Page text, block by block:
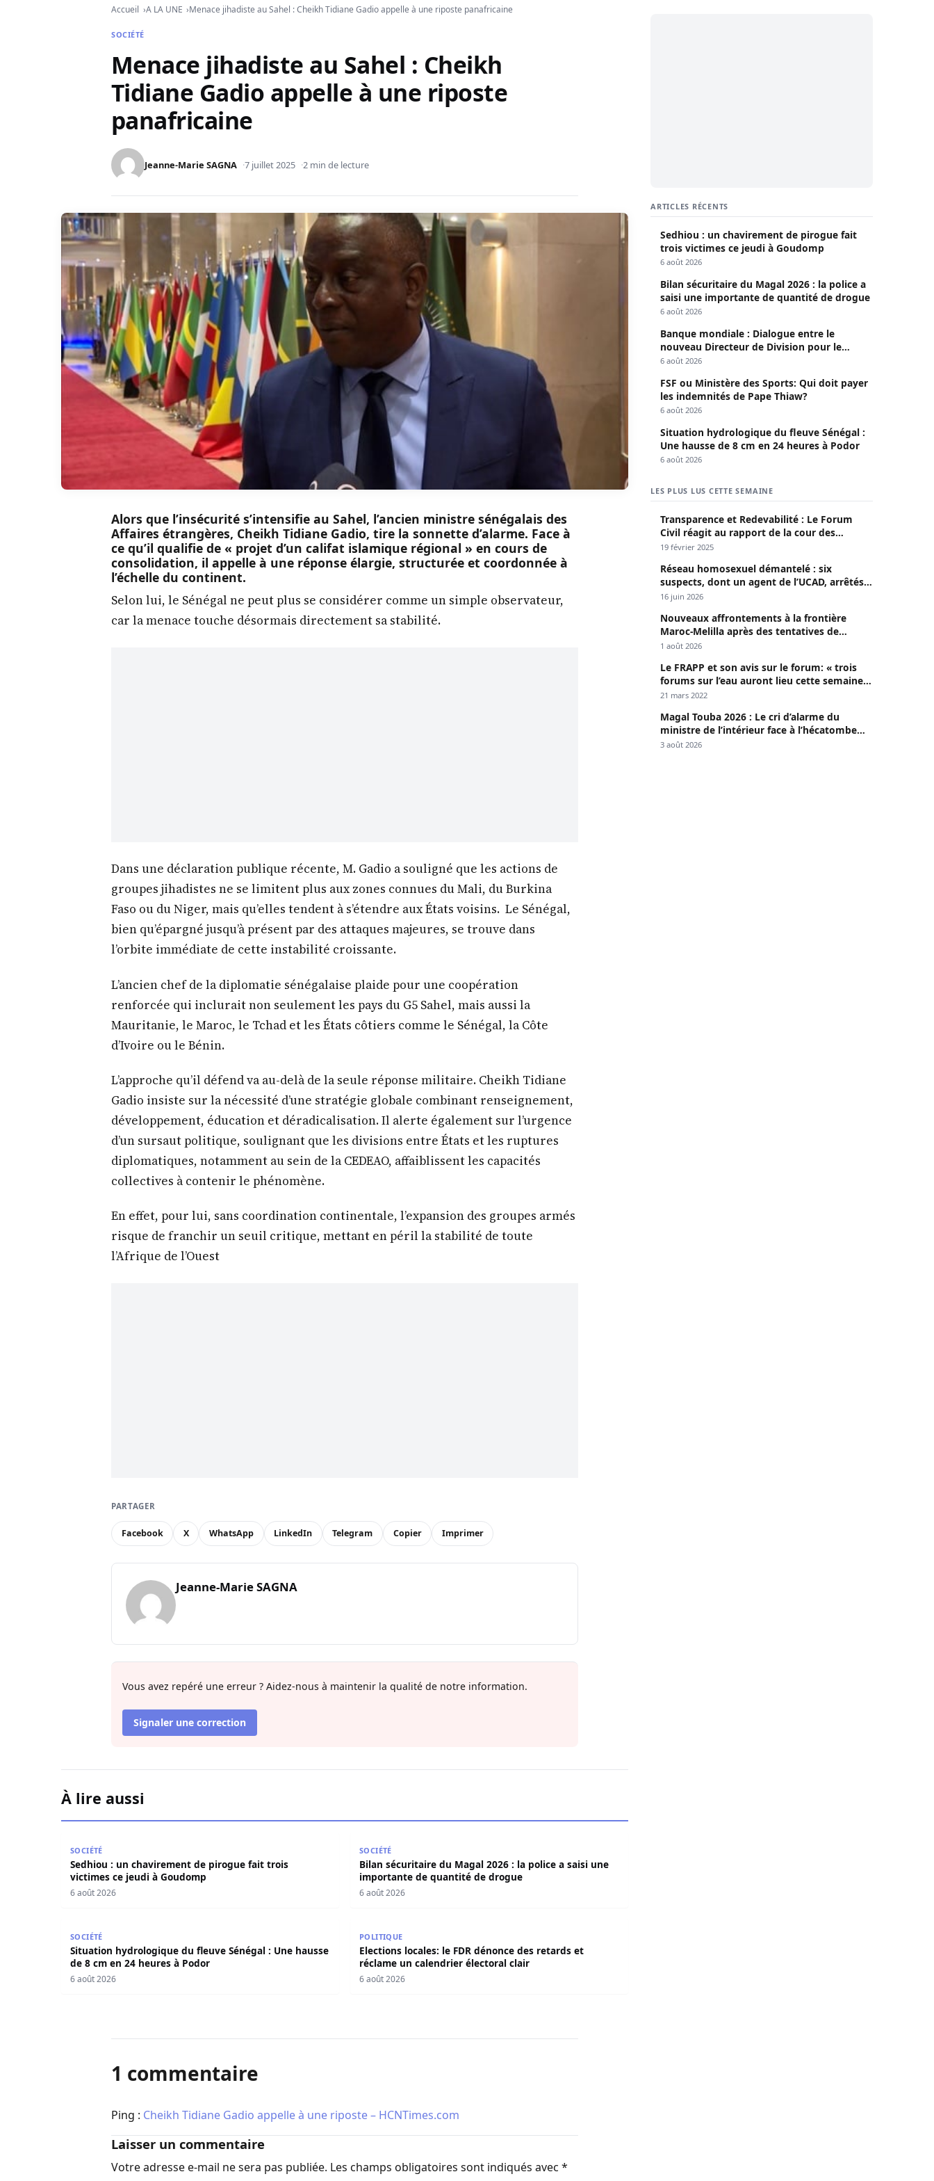
Accueil A LA UNE Menace jihadiste au Sahel : Cheikh Tidiane Gadio appelle à une riposte panafricaine
SOCIÉTÉ
Menace jihadiste au Sahel : Cheikh
Tidiane Gadio appelle à une riposte
panafricaine
Jeanne-Marie SAGNA 7 juillet 2025 2 min de lecture
Alors que l’insécurité s’intensifie au Sahel, l’ancien ministre sénégalais des
Affaires étrangères, Cheikh Tidiane Gadio, tire la sonnette d’alarme. Face à
ce qu’il qualifie de « projet d’un califat islamique régional » en cours de
consolidation, il appelle à une réponse élargie, structurée et coordonnée à
l’échelle du continent.
Selon lui, le Sénégal ne peut plus se considérer comme un simple observateur,
car la menace touche désormais directement sa stabilité.
Dans une déclaration publique récente, M. Gadio a souligné que les actions de
groupes jihadistes ne se limitent plus aux zones connues du Mali, du Burkina
Faso ou du Niger, mais qu’elles tendent à s’étendre aux États voisins. Le Sénégal,
bien qu’épargné jusqu’à présent par des attaques majeures, se trouve dans
l’orbite immédiate de cette instabilité croissante.
L’ancien chef de la diplomatie sénégalaise plaide pour une coopération
renforcée qui inclurait non seulement les pays du G5 Sahel, mais aussi la
Mauritanie, le Maroc, le Tchad et les États côtiers comme le Sénégal, la Côte
d’Ivoire ou le Bénin.
L’approche qu’il défend va au-delà de la seule réponse militaire. Cheikh Tidiane
Gadio insiste sur la nécessité d’une stratégie globale combinant renseignement,
développement, éducation et déradicalisation. Il alerte également sur l’urgence
d’un sursaut politique, soulignant que les divisions entre États et les ruptures
diplomatiques, notamment au sein de la CEDEAO, affaiblissent les capacités
collectives à contenir le phénomène.
En effet, pour lui, sans coordination continentale, l’expansion des groupes armés
risque de franchir un seuil critique, mettant en péril la stabilité de toute
l’Afrique de l’Ouest
PARTAGER
Facebook X WhatsApp LinkedIn Telegram Copier Imprimer
Jeanne-Marie SAGNA
Vous avez repéré une erreur ? Aidez-nous à maintenir la qualité de notre information.
Signaler une correction
À lire aussi
SOCIÉTÉ
Sedhiou : un chavirement de pirogue fait trois
victimes ce jeudi à Goudomp
6 août 2026
SOCIÉTÉ
Bilan sécuritaire du Magal 2026 : la police a saisi une
importante de quantité de drogue
6 août 2026
SOCIÉTÉ
Situation hydrologique du fleuve Sénégal : Une hausse
de 8 cm en 24 heures à Podor
6 août 2026
POLITIQUE
Elections locales: le FDR dénonce des retards et
réclame un calendrier électoral clair
6 août 2026
1 commentaire
Ping : Cheikh Tidiane Gadio appelle à une riposte – HCNTimes.com
Laisser un commentaire
Votre adresse e-mail ne sera pas publiée. Les champs obligatoires sont indiqués avec *
ARTICLES RÉCENTS
Sedhiou : un chavirement de pirogue fait
trois victimes ce jeudi à Goudomp
6 août 2026
Bilan sécuritaire du Magal 2026 : la police a
saisi une importante de quantité de drogue
6 août 2026
Banque mondiale : Dialogue entre le
nouveau Directeur de Division pour le
Sénégal et le Pr. Diomaye
6 août 2026
FSF ou Ministère des Sports: Qui doit payer
les indemnités de Pape Thiaw?
6 août 2026
Situation hydrologique du fleuve Sénégal :
Une hausse de 8 cm en 24 heures à Podor
6 août 2026
LES PLUS LUS CETTE SEMAINE
Transparence et Redevabilité : Le Forum
Civil réagit au rapport de la cour des
comptes
19 février 2025
Réseau homosexuel démantelé : six
suspects, dont un agent de l’UCAD, arrêtés à
Keur Massar ; l’un avoue avoir propagé le
16 juin 2026
Nouveaux affrontements à la frontière
Maroc-Melilla après des tentatives de
passage
1 août 2026
Le FRAPP et son avis sur le forum: « trois
forums sur l’eau auront lieu cette semaine à
Dakar »
21 mars 2022
Magal Touba 2026 : Le cri d’alarme du
ministre de l’intérieur face à l’hécatombe
routière
3 août 2026